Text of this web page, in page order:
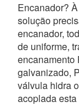
Encanador?
solução
encanador,
de uniforme,
encanamento
galvanizado,
válvula hidra
acoplada